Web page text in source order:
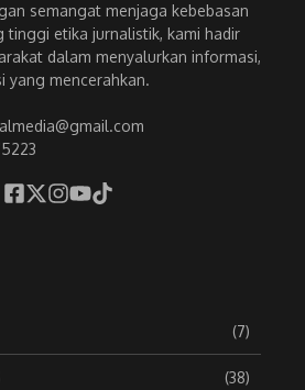
semangat menjaga kebebasan
tinggi etika jurnalistik, kami hadir
dalam menyalurkan informasi,
yang mencerahkan.
(7)
(38)